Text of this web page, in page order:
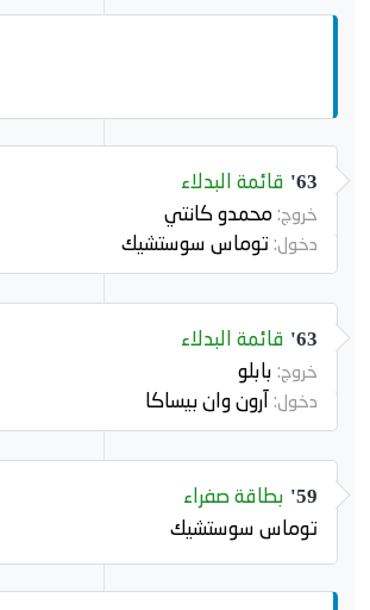
63' قائمة البدلاء
خروج: محمدو كانتي
دخول:توماس سوستشيك
63' قائمة البدلاء
خروج: بابلو
دخول:آرون وان بيساكا
59' بطاقة صفراء
توماس سوستشيك